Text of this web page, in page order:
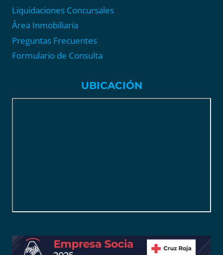
Liquidaciones Concursales
Área Inmobiliaria
Preguntas Frecuentes
Formulario de Consulta
UBICACIÓN